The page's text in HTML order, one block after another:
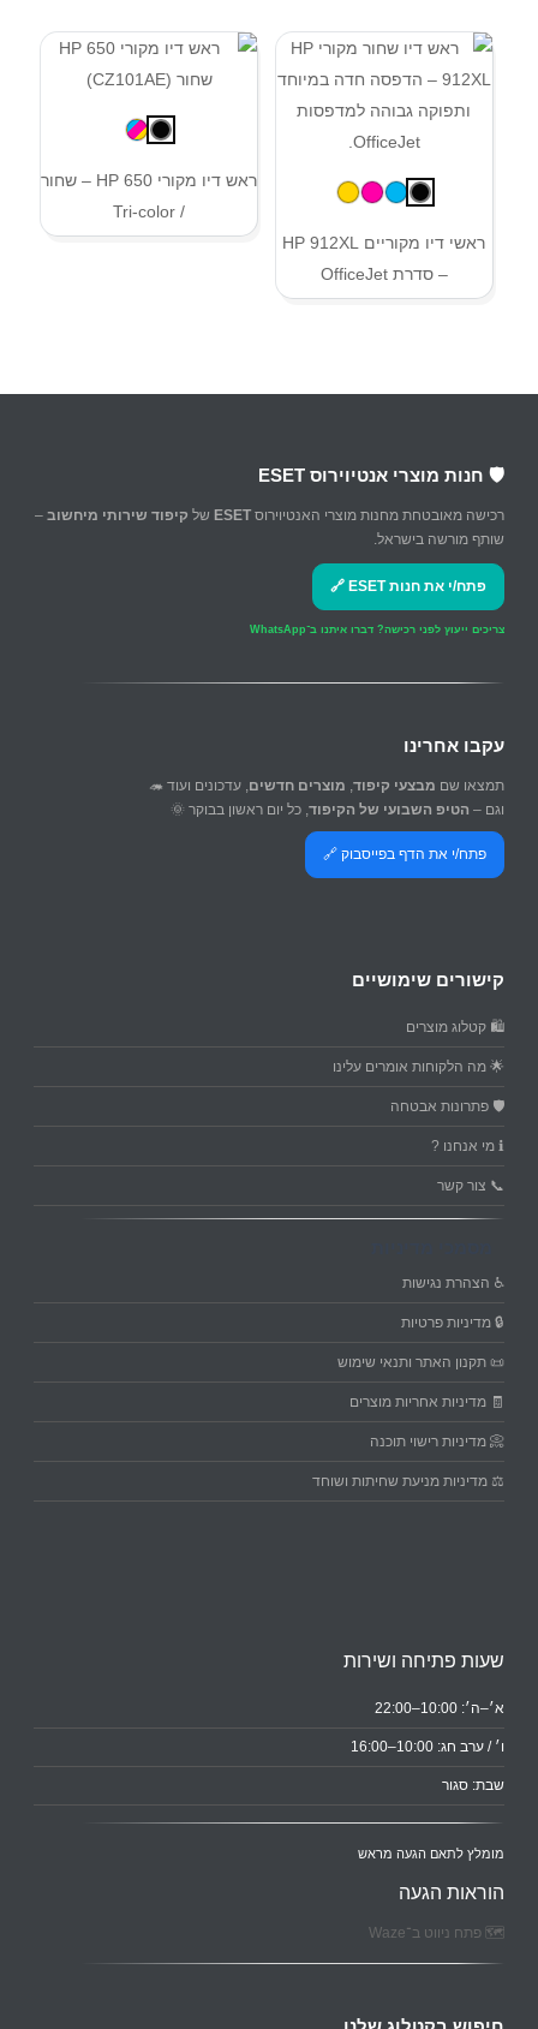
ראשי דיו מקוריים HP 912XL
– סדרת OfficeJet
ראש דיו מקורי HP 650 – שחור
/ Tri-color
🛡️ חנות מוצרי אנטיוירוס ESET
רכישה מאובטחת מחנות מוצרי האנטיוירוס ESET של קיפוד שירותי מיחשוב –
שותף מורשה בישראל.
פתח/י את חנות ESET 🔗
צריכים ייעוץ לפני רכישה? דברו איתנו ב־WhatsApp
עקבו אחרינו
תמצאו שם מבצעי קיפוד, מוצרים חדשים, עדכונים ועוד 🦔
וגם – הטיפ השבועי של הקיפוד, כל יום ראשון בבוקר 🌞
פתח/י את הדף בפייסבוק 🔗
קישורים שימושיים
🛍️ קטלוג מוצרים
🌟 מה הלקוחות אומרים עלינו
🛡️ פתרונות אבטחה
ℹ️ מי אנחנו ?
📞 צור קשר
♿ הצהרת נגישות
🔒 מדיניות פרטיות
📜 תקנון האתר ותנאי שימוש
🧾 מדיניות אחריות מוצרים
📀 מדיניות רישוי תוכנה
⚖️ מדיניות מניעת שחיתות ושוחד
שעות פתיחה ושירות
א׳–ה׳: 10:00–22:00
ו׳ / ערב חג: 10:00–16:00
שבת: סגור
מומלץ לתאם הגעה מראש
הוראות הגעה
🗺️ פתח ניווט ב־Waze